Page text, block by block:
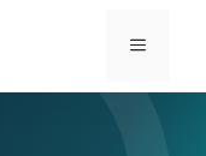
MENÚ